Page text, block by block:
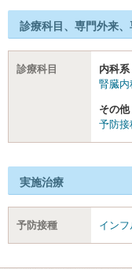
診療科目、専門外来
診療科目
内科系
腎臓内
その他
予防接
実施治療
予防接種 イン